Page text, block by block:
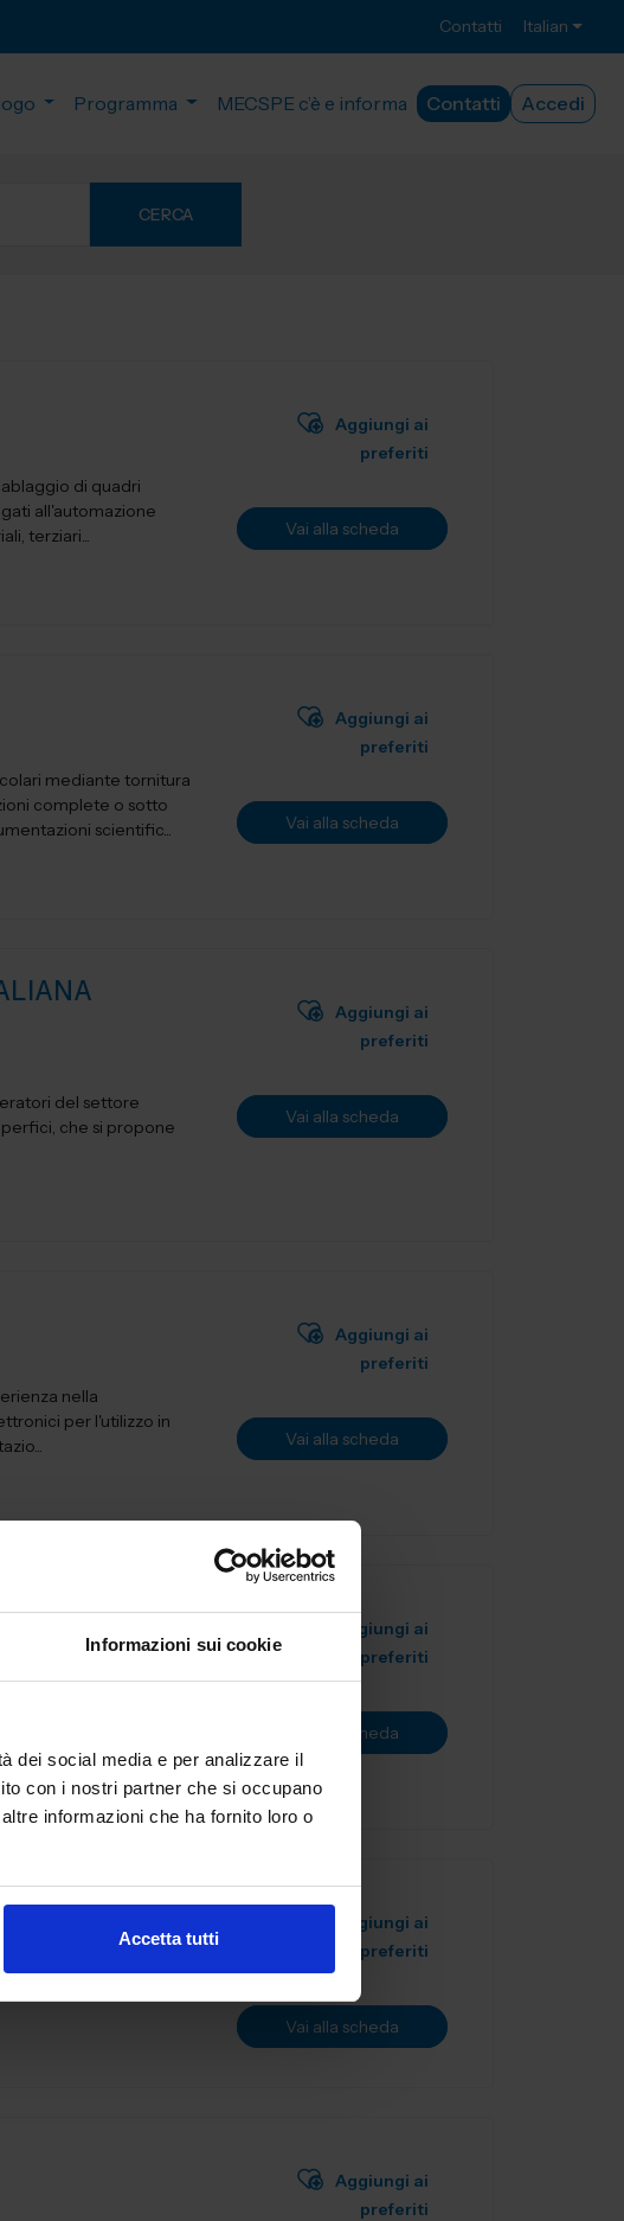
Informazioni sui cookie
dei social media e per analizzare il
con i nostri partner che si occupano
informazioni che ha fornito loro o
Accetta tutti
Contatti Italian
Programma MECSPE c’è e informa Contatti Accedi
CERCA
di quadri
all'automazione
terziari...
Aggiungi ai
preferiti
Vai alla scheda
mediante tornitura
complete o sotto
scientific...
Aggiungi ai
preferiti
Vai alla scheda
del settore
Aggiungi ai
preferiti
Vai alla scheda
nella
per l'utilizzo in
Aggiungi ai
preferiti
Vai alla scheda
Aggiungi ai
preferiti
Vai alla scheda
S.R.L.
Aggiungi ai
preferiti
Vai alla scheda
Aggiungi ai
preferiti